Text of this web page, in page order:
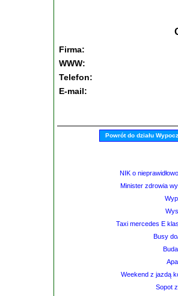
Firma:
WWW:
Telefon:
E-mail:
Powrót do działu
NIK o
Minister zdrowia
Taxi mercedes E
Busy
Weekend z jazdą
Sopot